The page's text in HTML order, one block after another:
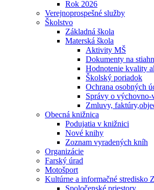
Rok 2026
Verejnoprospešné služby
Školstvo
Základná škola
Materská škola
Aktivity MŠ
Dokumenty na
Hodnotenie kvality
Školský poriadok
Ochrana osobných
Správy o výchovno-
Zmluvy,
Obecná knižnica
Podujatia v knižnici
Nové knihy
Zoznam vyradených kníh
Organizácie
Farský úrad
Motošport
Kultúrne a informačné stredisko
Spoločenské priestory